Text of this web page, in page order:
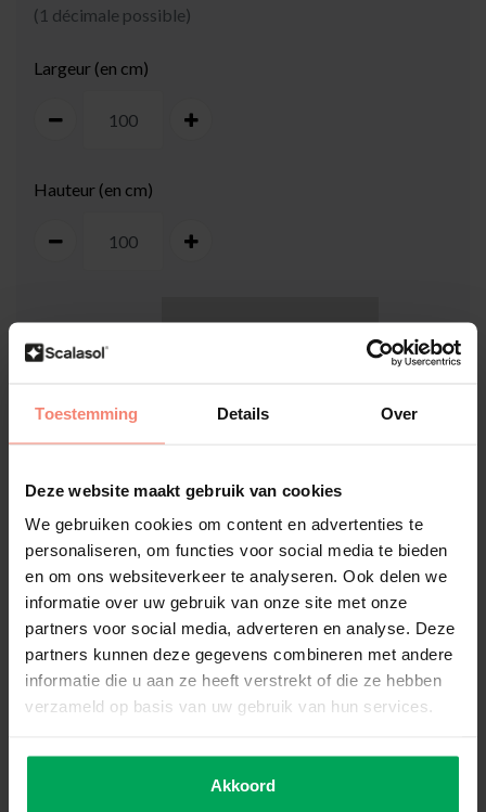
Toestemming Details Over
Deze website maakt gebruik van cookies
We gebruiken cookies om content en advertenties te
personaliseren, om functies voor social media te bieden
en om ons websiteverkeer te analyseren. Ook delen we
informatie over uw gebruik van onze site met onze
partners voor social media, adverteren en analyse. Deze
partners kunnen deze gegevens combineren met andere
informatie die u aan ze heeft verstrekt of die ze hebben
verzameld op basis van uw gebruik van hun services.
Akkoord
(1 décimale possible)
Largeur (en cm)
Hauteur (en cm)
100
Comment mesurer ma vitre ?
€39,00
Inclus avec la garantie de pose Scalasol® PoseSûre